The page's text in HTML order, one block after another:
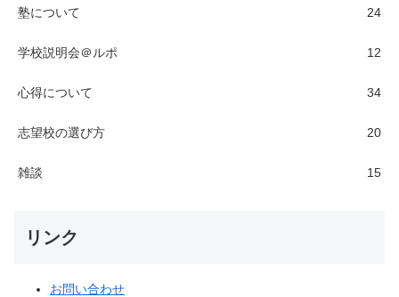
塾について 24
学校説明会＠ルポ 12
心得について 34
志望校の選び方 20
雑談 15
リンク
お問い合わせ